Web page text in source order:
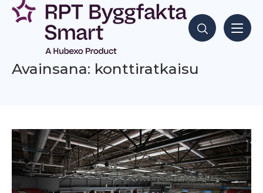
Siirry
sisältöön
Hae sisältöjä
Avainsana: konttiratkaisu